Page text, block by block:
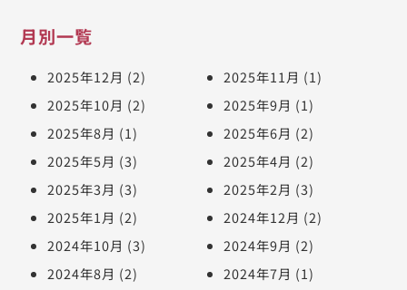
月別一覧
2025年12月 (2) 2025年11月 (1)
2025年10月 (2) 2025年9月 (1)
2025年8月 (1) 2025年6月 (2)
2025年5月 (3) 2025年4月 (2)
2025年3月 (3) 2025年2月 (3)
2025年1月 (2) 2024年12月 (2)
2024年10月 (3) 2024年9月 (2)
2024年8月 (2) 2024年7月 (1)